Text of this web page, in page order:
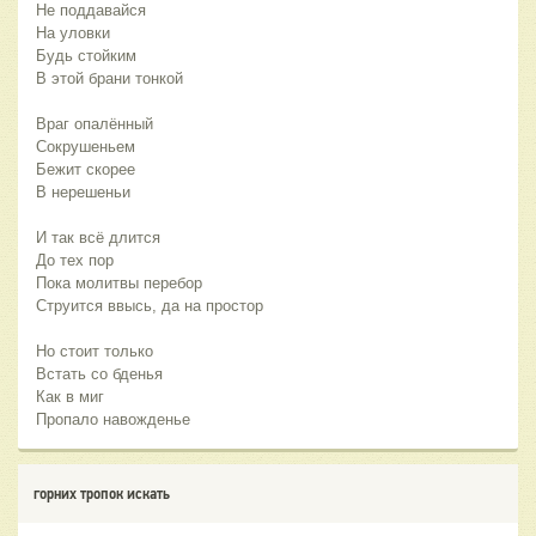
Не поддавайся
На уловки
Будь стойким
В этой брани тонкой
Враг опалённый
Сокрушеньем
Бежит скорее
В нерешеньи
И так всё длится
До тех пор
Пока молитвы перебор
Струится ввысь, да на простор
Но стоит только
Встать со бденья
Как в миг
Пропало навожденье
горних тропок искать